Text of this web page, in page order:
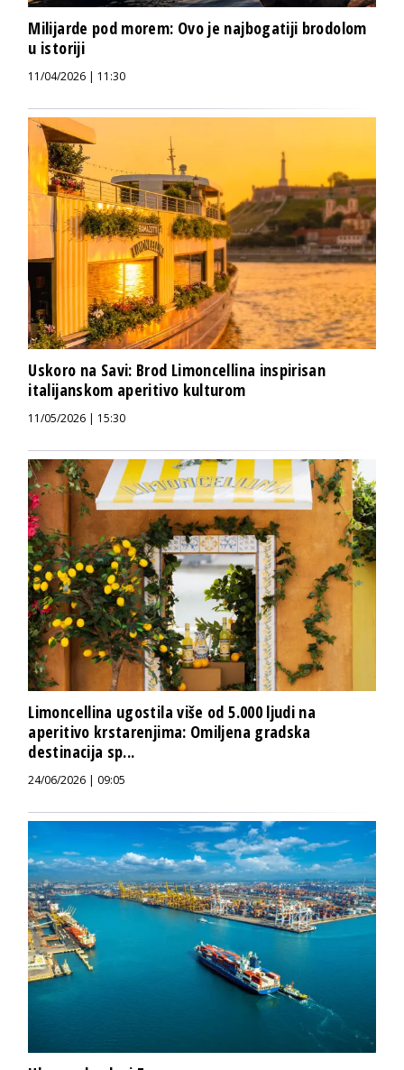
Milijarde pod morem: Ovo je najbogatiji brodolom
u istoriji
11/04/2026 | 11:30
Uskoro na Savi: Brod Limoncellina inspirisan
italijanskom aperitivo kulturom
11/05/2026 | 15:30
Limoncellina ugostila više od 5.000 ljudi na
aperitivo krstarenjima: Omiljena gradska
destinacija sp...
24/06/2026 | 09:05